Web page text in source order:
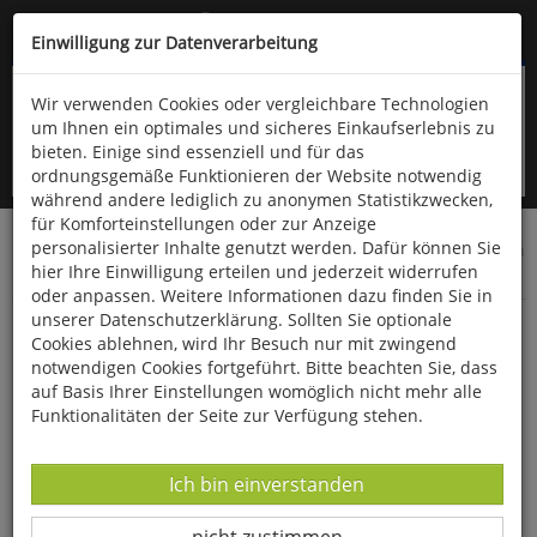
Kompletten Head der Seite überspringen
oder (06766) 9323-960
Startseite Bücher Limpert Verlag
Sportwissenschaften
Pädagogik, Didaktik, Medizin
Sportdidaktik
Einwilligung zur Datenverarbeitung
Wir verwenden Cookies oder vergleichbare Technologien
um Ihnen ein optimales und sicheres Einkaufserlebnis zu
bieten. Einige sind essenziell und für das
ordnungsgemäße Funktionieren der Website notwendig
während andere lediglich zu anonymen Statistikzwecken,
für Komforteinstellungen oder zur Anzeige
personalisierter Inhalte genutzt werden. Dafür können Sie
hier Ihre Einwilligung erteilen und jederzeit widerrufen
oder anpassen. Weitere Informationen dazu finden Sie in
unserer Datenschutzerklärung. Sollten Sie optionale
Cookies ablehnen, wird Ihr Besuch nur mit zwingend
notwendigen Cookies fortgeführt. Bitte beachten Sie, dass
auf Basis Ihrer Einstellungen womöglich nicht mehr alle
Funktionalitäten der Seite zur Verfügung stehen.
Datenverarbeitung -
Ich bin einverstanden